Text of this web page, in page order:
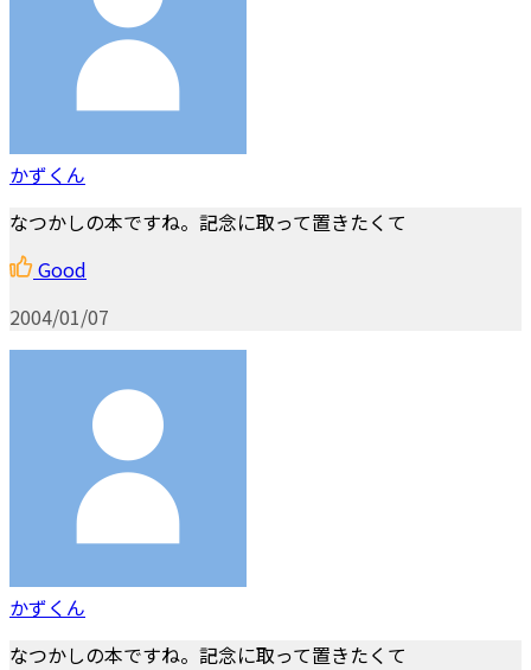
かずくん
なつかしの本ですね。記念に取って置きたくて
Good
2004/01/07
かずくん
なつかしの本ですね。記念に取って置きたくて